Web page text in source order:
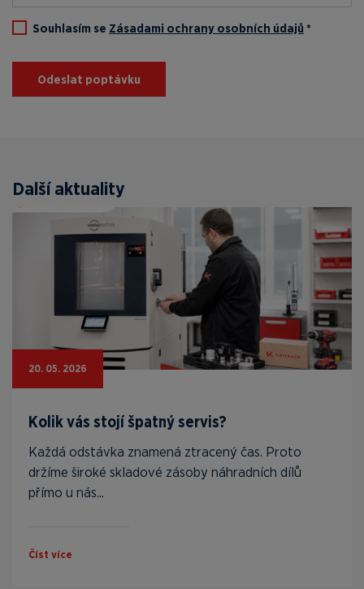
Souhlasím se Zásadami ochrany osobních údajů *
Odeslat poptávku
Další aktuality
20. 05. 2026
Kolik vás stojí špatný servis?
Každá odstávka znamená ztracený čas. Proto
držíme široké skladové zásoby náhradních dílů
přímo u nás...
Číst více